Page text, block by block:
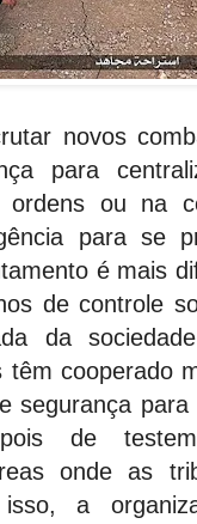
novos
para
ordens ou na
para se
é mais
de controle
da
têm cooperado
segurança
de
onde as
isso, a